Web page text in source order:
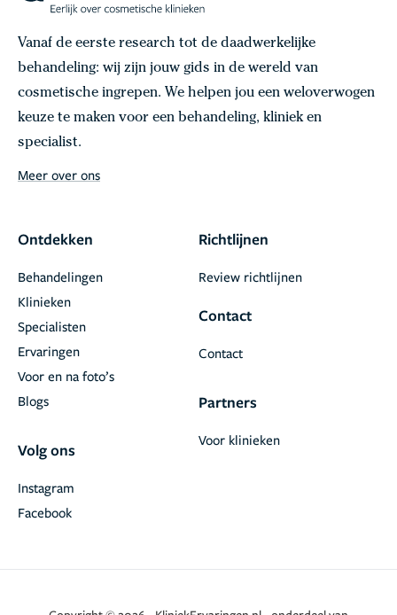
Vanaf de eerste research tot de daadwerkelijke
behandeling: wij zijn jouw gids in de wereld van
cosmetische ingrepen. We helpen jou een weloverwogen
keuze te maken voor een behandeling, kliniek en
specialist.
Meer over ons
Ontdekken
Behandelingen
Klinieken
Specialisten
Ervaringen
Voor en na foto’s
Blogs
Volg ons
Facebook
Instagram
Richtlijnen
Review richtlijnen
Contact
Contact
Partners
Voor klinieken